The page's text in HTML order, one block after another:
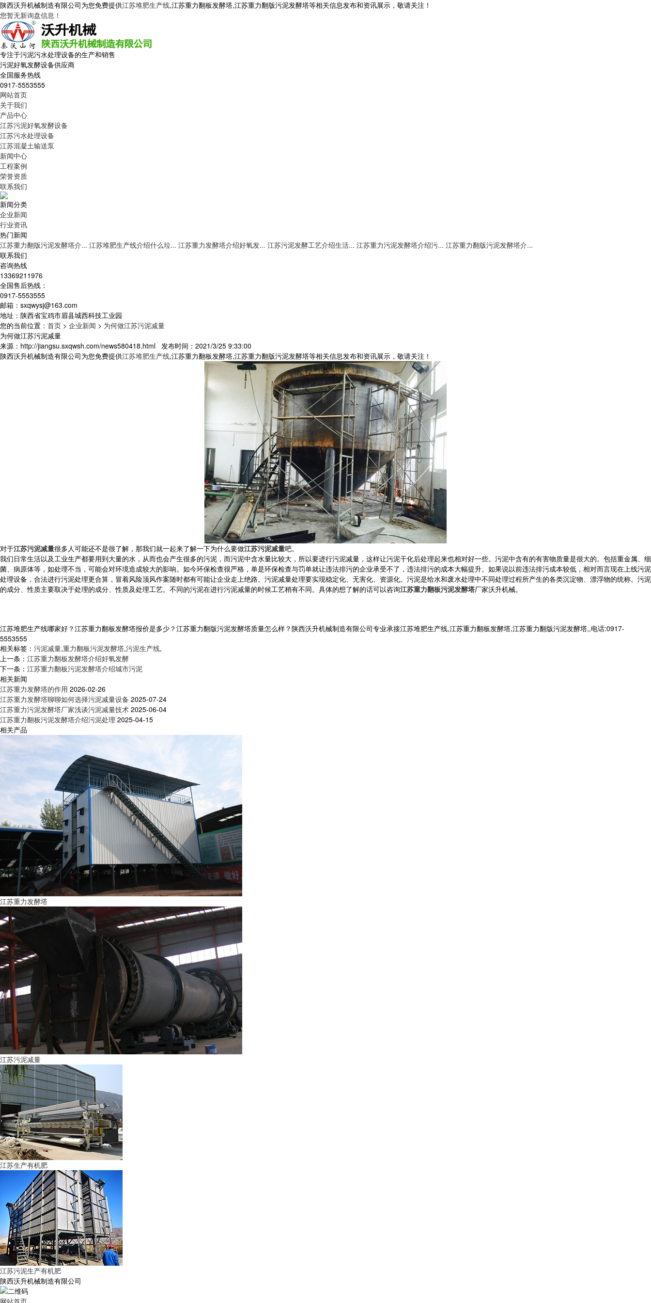
陕西沃升机械制造有限公司为您免费提供江苏堆肥生产线,江苏重力翻板发酵塔,江苏重力翻版污泥发酵塔等相关信息发布和资讯展示，敬请关注！
您暂无新询盘信息！
专注于污泥污水处理设备的生产和销售
污泥好氧发酵设备供应商
全国服务热线
0917-5553555
网站首页
关于我们
产品中心
江苏污泥好氧发酵设备
江苏污水处理设备
江苏混凝土输送泵
新闻中心
工程案例
荣誉资质
联系我们
新闻分类
企业新闻
行业资讯
热门新闻
江苏重力翻版污泥发酵塔介... 江苏堆肥生产线介绍什么垃... 江苏重力发酵塔介绍好氧发... 江苏污泥发酵工艺介绍生活... 江苏重力污泥发酵塔介绍污... 江苏重力翻版污泥发酵塔介...
联系我们
咨询热线
13369211976
全国售后热线：
0917-5553555
邮箱：sxqwysj@163.com
地址：陕西省宝鸡市眉县城西科技工业园
您的当前位置： 首页 > 企业新闻 > 为何做江苏污泥减量
为何做江苏污泥减量
来源：http://jiangsu.sxqwsh.com/news580418.html 发布时间：2021/3/25 9:33:00
陕西沃升机械制造有限公司为您免费提供江苏堆肥生产线,江苏重力翻板发酵塔,江苏重力翻版污泥发酵塔等相关信息发布和资讯展示，敬请关注！
对于江苏污泥减量很多人可能还不是很了解，那我们就一起来了解一下为什么要做江苏污泥减量吧。
我们日常生活以及工业生产都要用到大量的水，从而也会产生很多的污泥，而污泥中含水量比较大，所以要进行污泥减量，这样让污泥干化后处理起来也相对好一些。污泥中含有的有害物质量是很大的。包括重金属、细
菌、病原体等，如处理不当，可能会对环境造成较大的影响。如今环保检查很严格，单是环保检查与罚单就让违法排污的企业承受不了，违法排污的成本大幅提升。如果说以前违法排污成本较低，相对而言现在上线污泥
处理设备，合法进行污泥处理更合算，冒着风险顶风作案随时都有可能让企业走上绝路。污泥减量处理要实现稳定化、无害化、资源化。污泥是给水和废水处理中不同处理过程所产生的各类沉淀物、漂浮物的统称。污泥
的成分、性质主要取决于处理的成分、性质及处理工艺。不同的污泥在进行污泥减量的时候工艺稍有不同。具体的想了解的话可以咨询江苏重力翻板污泥发酵塔厂家沃升机械。
江苏堆肥生产线哪家好？江苏重力翻板发酵塔报价是多少？江苏重力翻版污泥发酵塔质量怎么样？陕西沃升机械制造有限公司专业承接江苏堆肥生产线,江苏重力翻板发酵塔,江苏重力翻版污泥发酵塔,,电话:0917-
5553555
相关标签： 污泥减量,重力翻板污泥发酵塔,污泥生产线,
上一条： 江苏重力翻板发酵塔介绍好氧发酵
下一条： 江苏重力翻板污泥发酵塔介绍城市污泥
相关新闻
江苏重力发酵塔的作用 2026-02-26
江苏重力发酵塔聊聊如何选择污泥减量设备 2025-07-24
江苏重力污泥发酵塔厂家浅谈污泥减量技术 2025-06-04
江苏重力翻板污泥发酵塔介绍污泥处理 2025-04-15
相关产品
江苏重力发酵塔
江苏污泥减量
江苏生产有机肥
江苏污泥生产有机肥
陕西沃升机械制造有限公司
网站首页